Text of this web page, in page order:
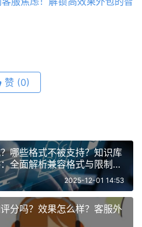
赞 (0)
哪些格式不被支持？知识库
全面解析兼容格式与限制类
议
2025-12-01 14:53
分吗？效果怎么样？客服外